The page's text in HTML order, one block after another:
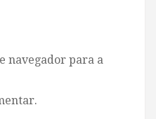
navegador para a